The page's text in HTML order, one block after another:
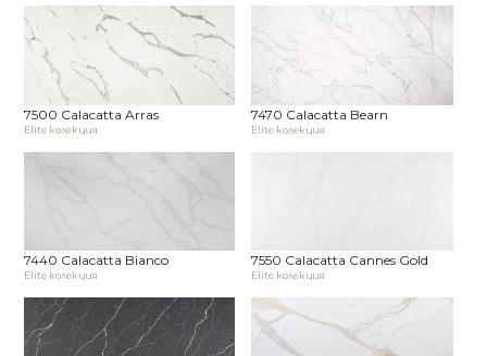
7500 Calacatta Arras
Elite колекция
7470 Calacatta Bearn
Elite колекция
7440 Calacatta Bianco
Elite колекция
7550 Calacatta Cannes Gold
Elite колекция